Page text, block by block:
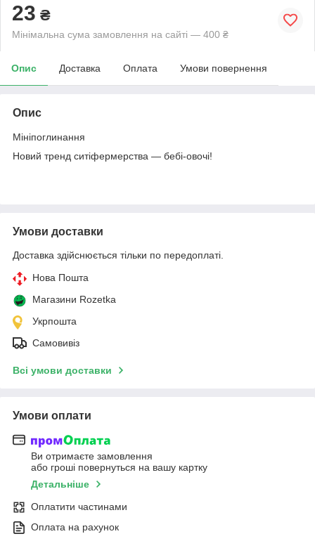
23 ₴
Мінімальна сума замовлення на сайті — 400 ₴
Опис Доставка Оплата Умови повернення
Опис
Мініпоглинання
Новий тренд ситіфермерства — бебі-овочі!
Умови доставки
Доставка здійснюється тільки по передоплаті.
Нова Пошта
Магазини Rozetka
Укрпошта
Самовивіз
Всі умови доставки
Умови оплати
Ви отримаєте замовлення
або гроші повернуться на вашу картку
Детальніше
Оплатити частинами
Оплата на рахунок